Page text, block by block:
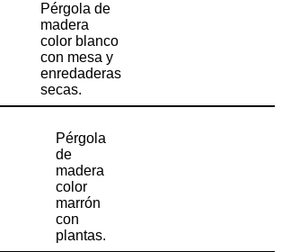
Pérgola de
madera
color blanco
con mesa y
enredaderas
secas.
Pérgola
de
madera
color
marrón
con
plantas.